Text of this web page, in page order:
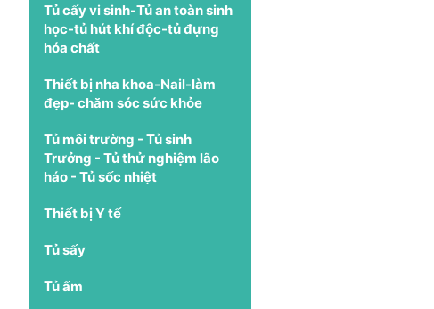
Tủ cấy vi sinh-Tủ an toàn sinh
học-tủ hút khí độc-tủ đựng
hóa chất
Thiết bị nha khoa-Nail-làm
đẹp- chăm sóc sức khỏe
Tủ môi trường - Tủ sinh
Trưởng - Tủ thử nghiệm lão
háo - Tủ sốc nhiệt
Thiết bị Y tế
Tủ sấy
Tủ ấm